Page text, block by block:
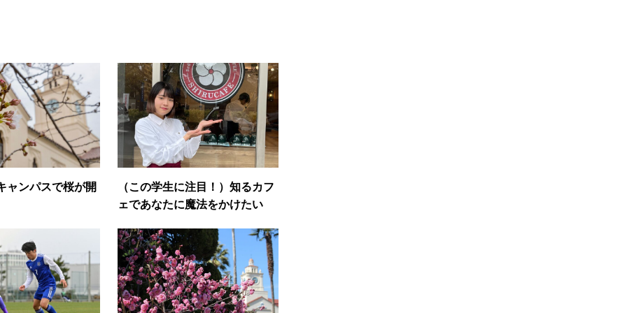
ャンパスで桜が開
（この学生に注目！）知るカフ
ェであなたに魔法をかけたい